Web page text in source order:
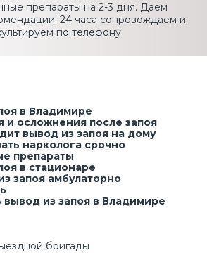
препараты на 2-3 дня. Даем
24 часа сопровождаем и
по телефону
в Владимире
и осложнения после запоя
вывод из запоя на дому
нарколога срочно
препараты
в стационаре
запоя амбулаторно
вывод из запоя в Владимире
бригады